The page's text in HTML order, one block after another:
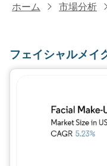
ホーム 市場分析
フェイシャルメイ